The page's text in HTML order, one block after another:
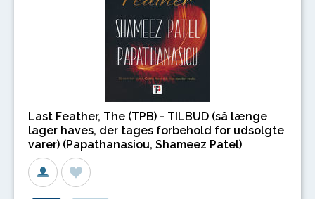
Last Feather, The (TPB) - TILBUD (så længe
lager haves, der tages forbehold for udsolgte
varer) (Papathanasiou, Shameez Patel)